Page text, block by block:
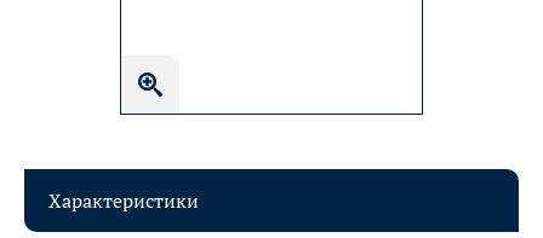
Характеристики